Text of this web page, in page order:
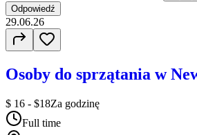
Odpowiedź
29.06.26
Osoby do sprzątania w
$ 16 - $18Za godzinę
Full time